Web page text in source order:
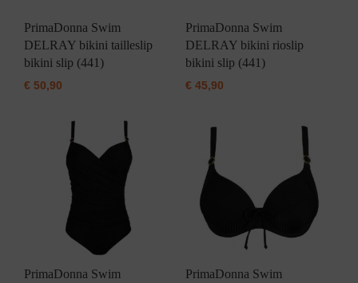
PrimaDonna Swim
DELRAY bikini tailleslip
bikini slip (441)
€ 50,90
PrimaDonna Swim
DELRAY bikini rioslip
bikini slip (441)
€45,90
PrimaDonna Swim
PrimaDonna Swim